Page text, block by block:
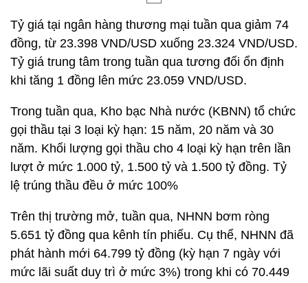
Tỷ giá tại ngân hàng thương mại tuần qua giảm 74
đồng, từ 23.398 VND/USD xuống 23.324 VND/USD.
Tỷ giá trung tâm trong tuần qua tương đối ổn định
khi tăng 1 đồng lên mức 23.059 VND/USD.
Trong tuần qua, Kho bạc Nhà nước (KBNN) tổ chức
gọi thầu tại 3 loại kỳ hạn: 15 năm, 20 năm và 30
năm. Khối lượng gọi thầu cho 4 loại kỳ hạn trên lần
lượt ở mức 1.000 tỷ, 1.500 tỷ và 1.500 tỷ đồng. Tỷ
lệ trúng thầu đều ở mức 100%
Trên thị trường mở, tuần qua, NHNN bơm ròng
5.651 tỷ đồng qua kênh tín phiếu. Cụ thể, NHNN đã
phát hành mới 64.799 tỷ đồng (kỳ hạn 7 ngày với
mức lãi suất duy trì ở mức 3%) trong khi có 70.449